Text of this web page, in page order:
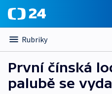
Rubriky
První čínská
palubě se